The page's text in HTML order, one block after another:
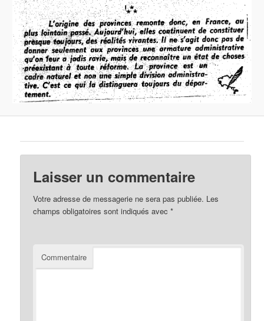
Laisser un commentaire
Votre adresse de messagerie ne sera pas publiée. Les
champs obligatoires sont indiqués avec*
Commentaire